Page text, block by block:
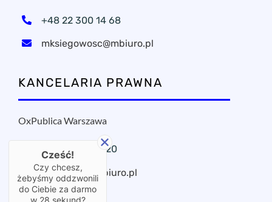
+48 22 300 14 68
mksiegowosc@mbiuro.pl
KANCELARIA PRAWNA
OxPublica Warszawa
+48 22 295 11 20
oxpublica@mbiuro.pl
Cześć!
Czy chcesz,
żebyśmy oddzwonili
do Ciebie za darmo